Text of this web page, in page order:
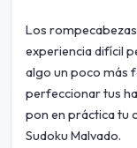
Los
experiencia difícil
algo un poco más
perfeccionar tus
pon en práctica tu
Sudoku Malvado.